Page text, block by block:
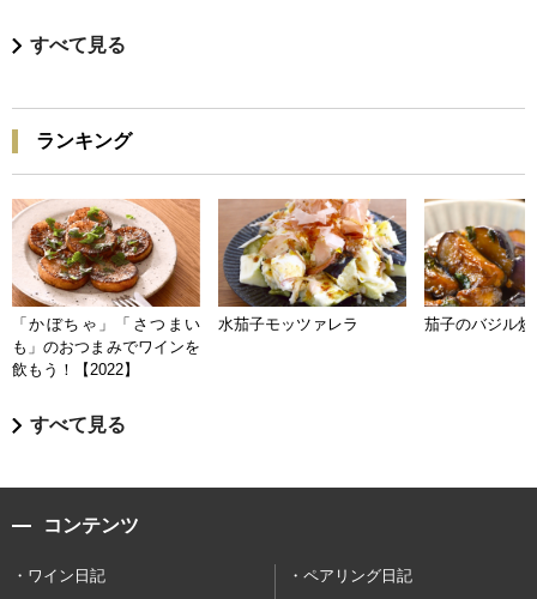
すべて見る
ランキング
「かぼちゃ」「さつまい
も」のおつまみでワインを
飲もう！【2022】
水茄子モッツァレラ 茄子のバジル炒
すべて見る
コンテンツ
ワイン日記
ペアリング日記